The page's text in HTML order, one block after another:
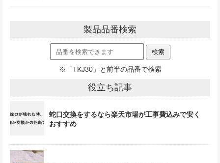
製品品番検索
※「TKJ30」と前半の品番で検索
役立ち記事
蛇口交換をするなら楽天市場が工事費込みで安く
おすすめ